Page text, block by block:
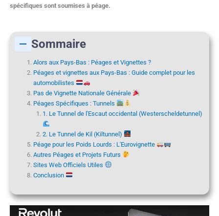
spécifiques sont soumises à péage.
Sommaire
Alors aux Pays-Bas : Péages et Vignettes ?
Péages et vignettes aux Pays-Bas : Guide complet pour les
automobilistes
Pas de Vignette Nationale Générale
Péages Spécifiques : Tunnels
1. Le Tunnel de l'Escaut occidental (Westerscheldetunnel)
2. Le Tunnel de Kil (Kiltunnel)
Péage pour les Poids Lourds : L'Eurovignette
Autres Péages et Projets Futurs
Sites Web Officiels Utiles
Conclusion